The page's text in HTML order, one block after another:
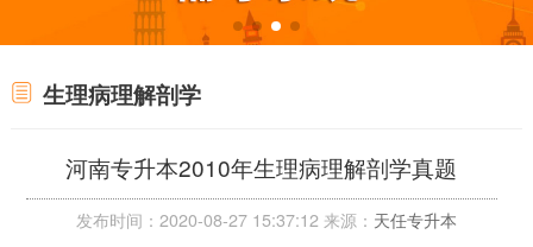
生理病理解剖学
河南专升本2010年生理病理解剖学真题
发布时间：2020-08-27 15:37:12 来源： 天任专升本